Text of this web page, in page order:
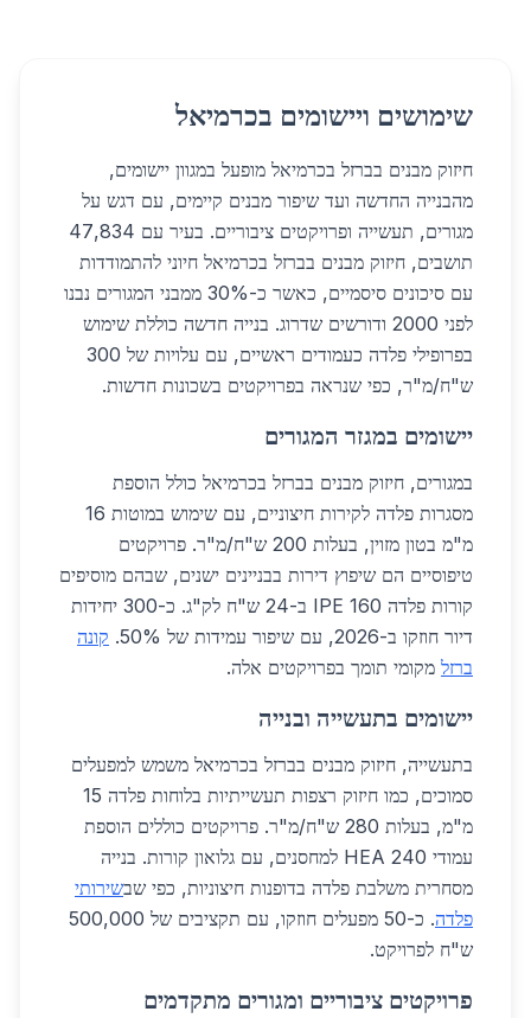
שימושים ויישומים בכרמיאל
חיזוק מבנים בברזל בכרמיאל מופעל במגוון יישומים,
מהבנייה החדשה ועד שיפור מבנים קיימים, עם דגש על
מגורים, תעשייה ופרויקטים ציבוריים. בעיר עם 47,834
תושבים, חיזוק מבנים בברזל בכרמיאל חיוני להתמודדות
עם סיכונים סיסמיים, כאשר כ-30% ממבני המגורים נבנו
לפני 2000 ודורשים שדרוג. בנייה חדשה כוללת שימוש
בפרופילי פלדה כעמודים ראשיים, עם עלויות של 300
ש"ח/מ"ר, כפי שנראה בפרויקטים בשכונות חדשות.
יישומים במגזר המגורים
במגורים, חיזוק מבנים בברזל בכרמיאל כולל הוספת
מסגרות פלדה לקירות חיצוניים, עם שימוש במוטות 16
מ"מ בטון מזוין, בעלות 200 ש"ח/מ"ר. פרויקטים
טיפוסיים הם שיפוץ דירות בבניינים ישנים, שבהם מוסיפים
קורות פלדה IPE 160 ב-24 ש"ח לק"ג. כ-300 יחידות
דיור חוזקו ב-2026, עם שיפור עמידות של 50%.
קונה
ברזל מקומי תומך בפרויקטים אלה.
יישומים בתעשייה ובנייה
בתעשייה, חיזוק מבנים בברזל בכרמיאל משמש למפעלים
סמוכים, כמו חיזוק רצפות תעשייתיות בלוחות פלדה 15
מ"מ, בעלות 280 ש"ח/מ"ר. פרויקטים כוללים הוספת
עמודי HEA 240 למחסנים, עם גלואון קורות. בנייה
מסחרית משלבת פלדה בדופנות חיצוניות, כפי שבשירותי
פלדה
. כ-50 מפעלים חוזקו, עם תקציבים של 500,000
ש"ח לפרויקט.
פרויקטים ציבוריים ומגורים מתקדמים